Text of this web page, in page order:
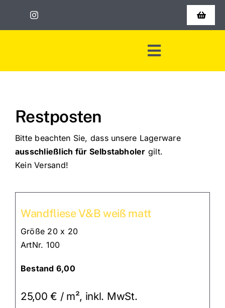
springen
Toggle
AGB
Toggle
Navigation
Leistungen
Jobs
Über uns
Restposten
Bitte beachten Sie, dass unsere Lagerware
ausschließlich für Selbstabholer gilt.
Kein Versand!
Wandfliese V&B weiß matt
Größe 20 x 20
ArtNr. 100
Bestand 6,00
25,00 € / m², inkl. MwSt.